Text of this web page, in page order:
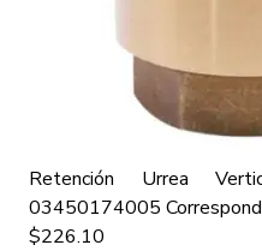
Retención Urrea
03450174005
$226.10